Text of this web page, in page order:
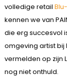
volledige retail
kennen we van
die erg succesvol
omgeving artist bij
vermelden op zijn
nog niet onthuld.